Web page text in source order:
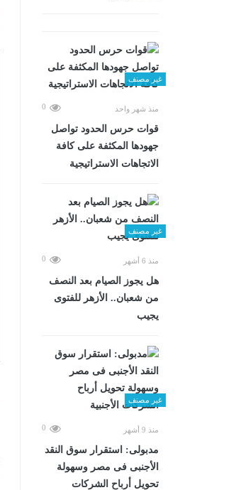
غير مصنف
منذ شهر واحد 0
قوات حرس الحدود تواصل
جهودها المكثفة على كافة
الاتجاهات الاستراتيجية
غير مصنف
منذ 6 أشهر 0
هل يجوز الصيام بعد النصف
من شعبان.. الأزهر للفتوى
يجيب
غير مصنف
منذ 9 أشهر 0
مدبولى: استقرار سوق النقد
الأجنبى فى مصر وسهولة
تحويل أرباح الشركات